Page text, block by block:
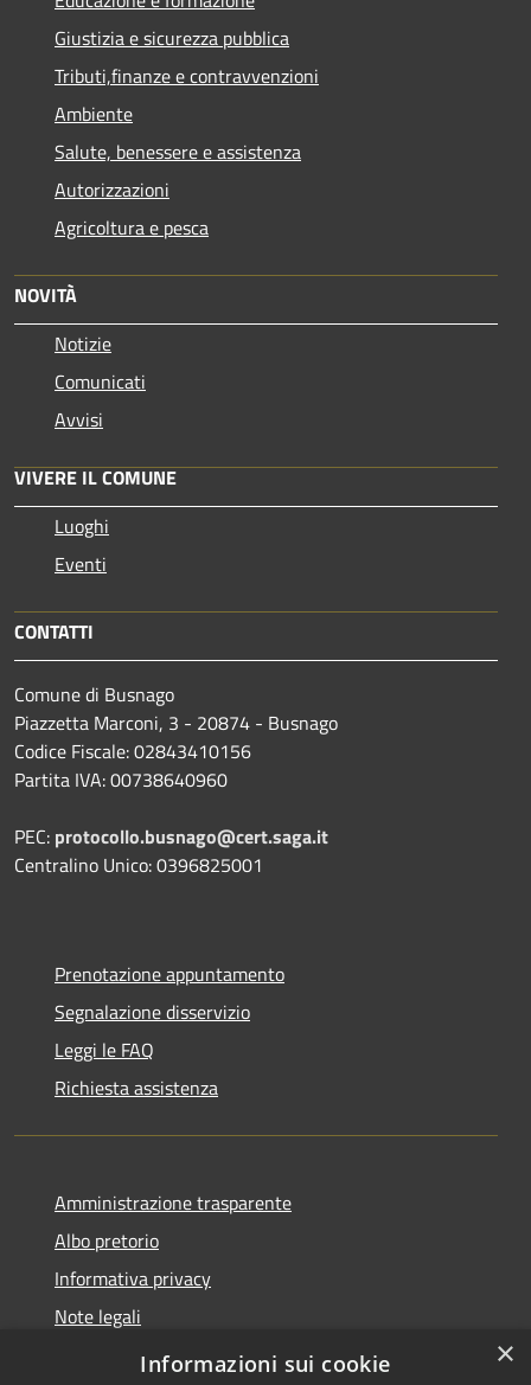
Giustizia e sicurezza pubblica
Tributi,finanze e contravvenzioni
Ambiente
Salute, benessere e assistenza
Autorizzazioni
Agricoltura e pesca
NOVITÀ
Notizie
Comunicati
Avvisi
VIVERE IL COMUNE
Luoghi
Eventi
CONTATTI
Comune di Busnago
Piazzetta Marconi, 3 - 20874 - Busnago
Codice Fiscale: 02843410156
Partita IVA: 00738640960
PEC: protocollo.busnago@cert.saga.it
Centralino Unico: 0396825001
Prenotazione appuntamento
Segnalazione disservizio
Leggi le FAQ
Richiesta assistenza
Amministrazione trasparente
Albo pretorio
Informativa privacy
Note legali
Dichiarazione di accessibilità
×
Informazioni sui cookie